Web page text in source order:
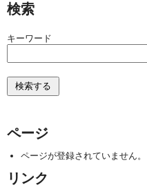
検索
キーワード
ページ
ページが登録されていません。
リンク